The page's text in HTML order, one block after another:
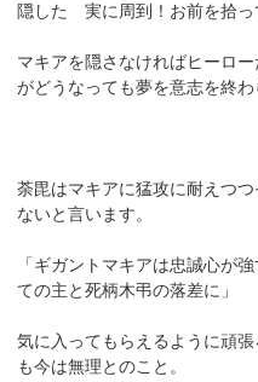
隠した 実に周到！お前を拾っ
マキアを隠さなければヒーロ
がどうなっても夢を意志を終
荼毘はマキアに猛攻に耐えつ
ないと言います。
「ギガントマキアは忠誠心が
ての主と死柄木弔の落差に」
気に入ってもらえるように頑
も今は無理とのこと。